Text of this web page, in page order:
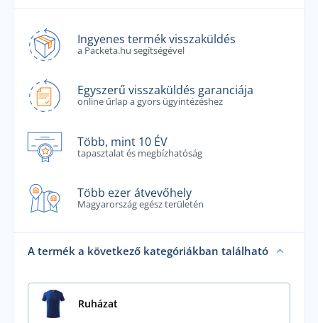
Ingyenes termék visszaküldés
a Packeta.hu segítségével
Egyszerű visszaküldés garanciája
online űrlap a gyors ügyintézéshez
Több, mint 10 ÉV
tapasztalat és megbízhatóság
Több ezer átvevőhely
Magyarország egész területén
A termék a következő kategóriákban található
Ruházat